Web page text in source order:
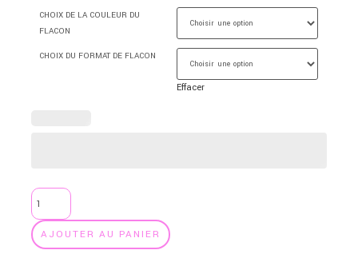
CHOIX DE LA COULEUR DU
FLACON
CHOIX DU FORMAT DE FLACON
Effacer
AJOUTER AU PANIER